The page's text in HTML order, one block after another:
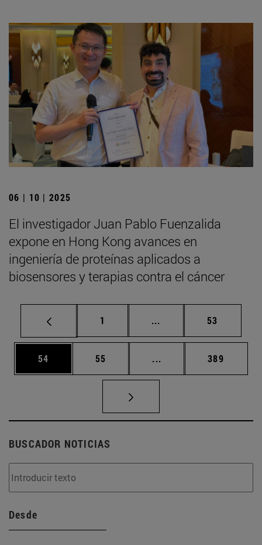
06 | 10 | 2025
El investigador Juan Pablo Fuenzalida
expone en Hong Kong avances en
ingeniería de proteínas aplicados a
biosensores y terapias contra el cáncer
Página
1 ... Páginas intermedias
Página
53
Página
54 Página
55 ... Páginas intermedias
Página
389
BUSCADOR NOTICIAS
Desde